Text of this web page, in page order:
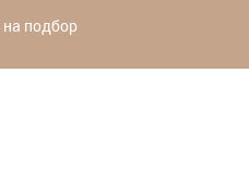
на подбор